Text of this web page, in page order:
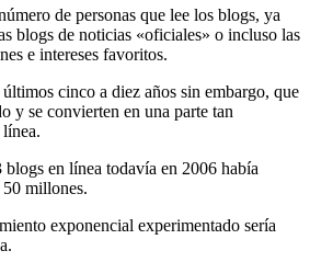
de personas que lee los blogs, ya
blogs de noticias «oficiales» o incluso las
e intereses favoritos.
cinco a diez años sin embargo, que
y se convierten en una parte tan
blogs en línea todavía en 2006 había
millones.
exponencial experimentado sería